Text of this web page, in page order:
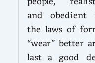
and obedient
the laws of
“wear” better
last a good